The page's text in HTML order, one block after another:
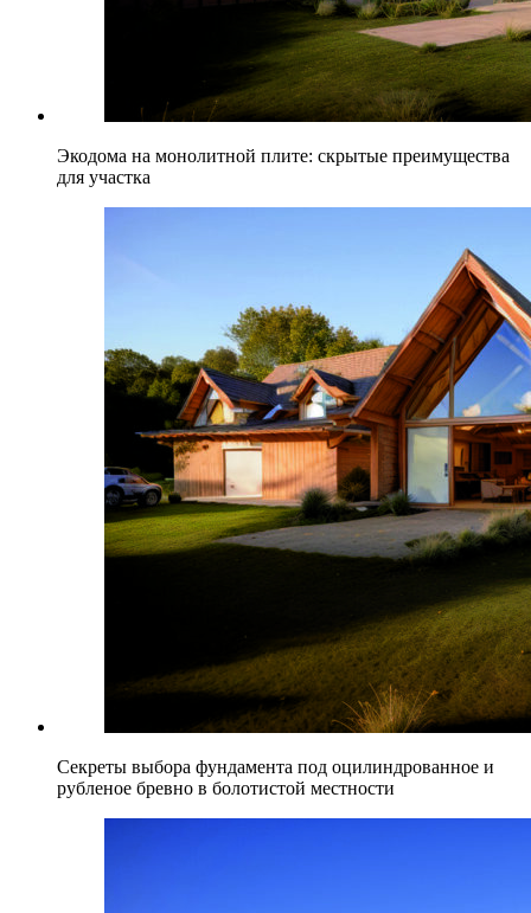
Экодома на монолитной плите: скрытые преимущества
для участка
Секреты выбора фундамента под оцилиндрованное и
рубленое бревно в болотистой местности